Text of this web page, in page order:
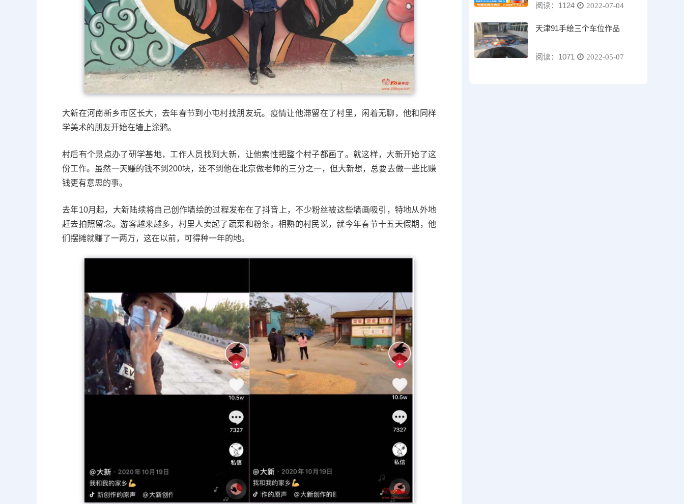
大新在河南新乡市区长大，去年春节到小屯村找朋友玩。疫情让他滞留在了村里，闲着无聊，他和同样
学美术的朋友开始在墙上涂鸦。
村后有个景点办了研学基地，工作人员找到大新，让他索性把整个村子都画了。就这样，大新开始了这
份工作。虽然一天赚的钱不到200块，还不到他在北京做老师的三分之一，但大新想，总要去做一些比赚
钱更有意思的事。
去年10月起，大新陆续将自己创作墙绘的过程发布在了抖音上，不少粉丝被这些墙画吸引，特地从外地
赶去拍照留念。游客越来越多，村里人卖起了蔬菜和粉条。相熟的村民说，就今年春节十五天假期，他
们摆摊就赚了一两万，这在以前，可得种一年的地。
阅读：1124 2022-07-04
天津91手绘三个车位作品
阅读：1071 2022-05-07